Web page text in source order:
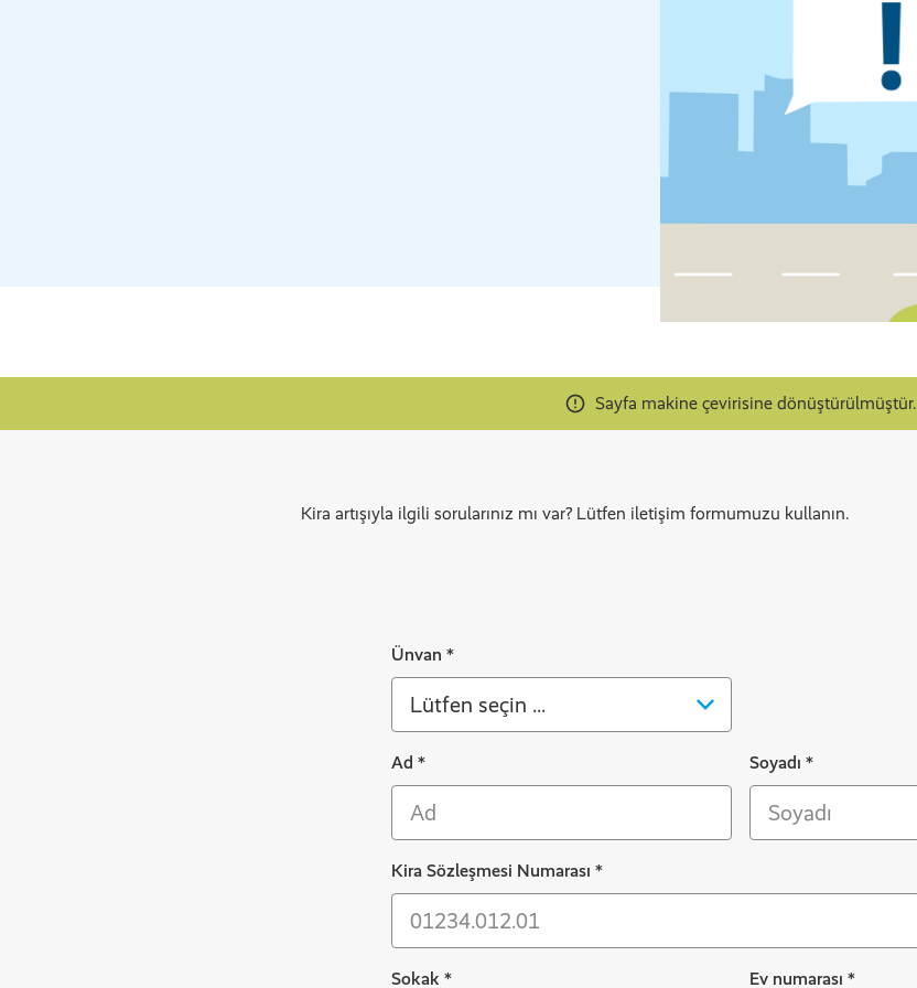
Sayfa makine çevirisine dönüştürülmüştür.
Kira artışıyla ilgili sorularınız mı var? Lütfen iletişim formumuzu kullanın.
Ünvan *
Ad * Soyadı *
Ackbar
Kira Sözleşmesi Numarası *
Sokak * Ev numarası *